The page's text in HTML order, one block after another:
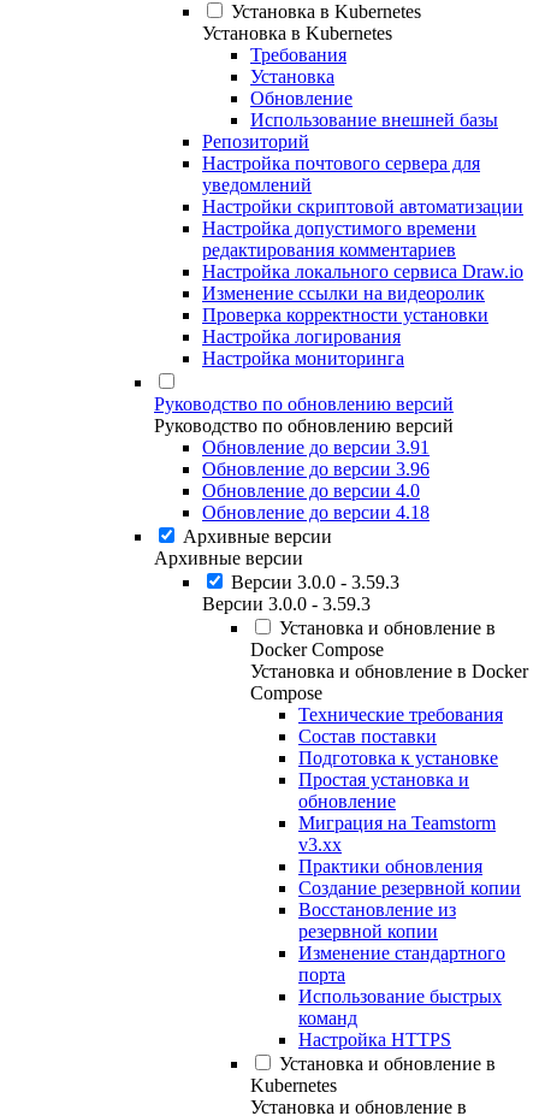
Установка в Kubernetes
Установка в Kubernetes
Требования
Установка
Обновление
Использование внешней базы
Репозиторий
Настройка почтового сервера для
уведомлений
Настройки скриптовой автоматизации
Настройка допустимого времени
редактирования комментариев
Настройка локального сервиса Draw.io
Изменение ссылки на видеоролик
Проверка корректности установки
Настройка логирования
Настройка мониторинга
Руководство по обновлению версий
Руководство по обновлению версий
Обновление до версии 3.91
Обновление до версии 3.96
Обновление до версии 4.0
Обновление до версии 4.18
Архивные версии
Архивные версии
Версии 3.0.0 - 3.59.3
Версии 3.0.0 - 3.59.3
Установка и обновление в
Docker Compose
Установка и обновление в Docker
Compose
Технические требования
Состав поставки
Подготовка к установке
Простая установка и
обновление
Миграция на Teamstorm
v3.xx
Практики обновления
Создание резервной копии
Восстановление из
резервной копии
Изменение стандартного
порта
Использование быстрых
команд
Настройка HTTPS
Установка и обновление в
Kubernetes
Установка и обновление в